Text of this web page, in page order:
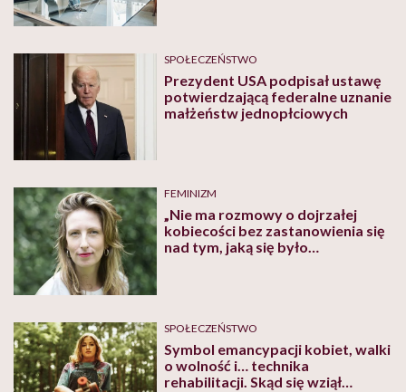
SPOŁECZEŃSTWO
​Prezydent USA podpisał ustawę
potwierdzającą federalne uznanie
małżeństw jednopłciowych
FEMINIZM
„Nie ma rozmowy o dojrzałej
kobiecości bez zastanowienia się
nad tym, jaką się było
SPOŁECZEŃSTWO
Symbol emancypacji kobiet, walki
o wolność i… technika
rehabilitacji. Skąd się wziął